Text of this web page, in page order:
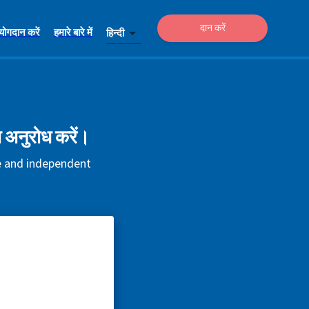
करें हमारे बारे में हिन्दी दान करें
अनुरोध करें।
independent